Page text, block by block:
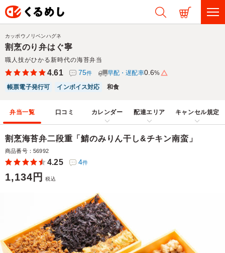
割烹のり弁はぐ寧
職人技がひかる新時代の海苔弁当
カッポウノリベンハグネ
4.61 75件 早配・遅配率0.6%
帳票電子発行可
インボイス対応 和食
弁当一覧 口コミ カレンダー 配達エリア キャンセル規定
割烹海苔弁二段重「鯖のみりん干し&チキン南蛮」
商品番号：56992
4.25 4件
1,134円 税込